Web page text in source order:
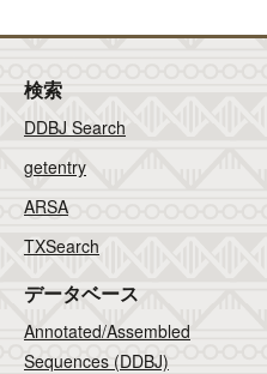
検索
DDBJ Search
getentry
ARSA
TXSearch
データベース
Annotated/Assembled
Sequences (DDBJ)